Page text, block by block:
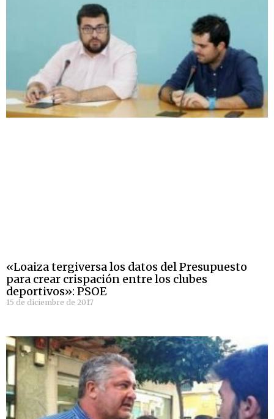
«Loaiza tergiversa los datos del Presupuesto
para crear crispación entre los clubes
deportivos»: PSOE
15 de diciembre de 2017